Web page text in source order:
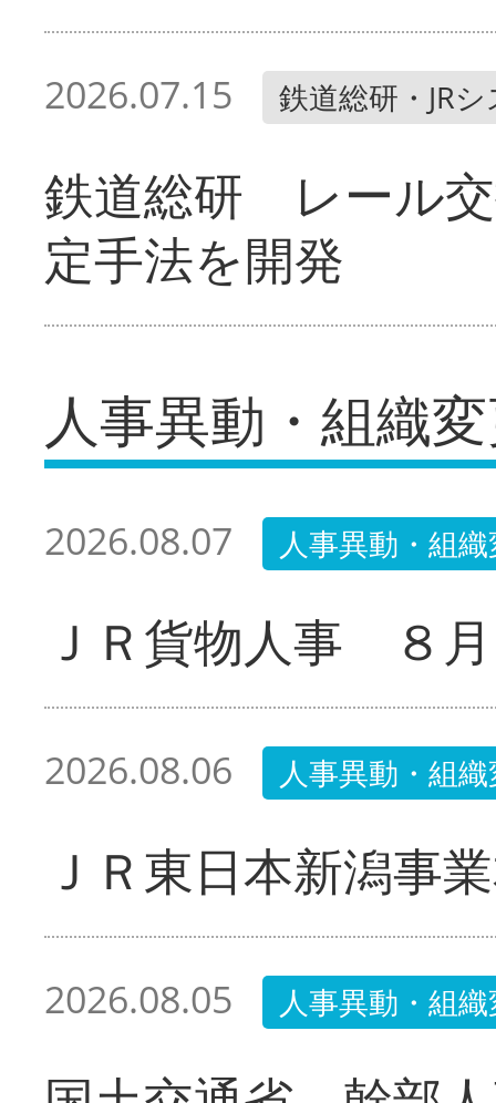
2026.07.15 鉄道総研・JR
鉄道総研 レール
定手法を開発
人事異動・組織
2026.08.07 人事異動・組
ＪＲ貨物人事 ８
2026.08.06 人事異動・組
ＪＲ東日本新潟事
2026.08.05 人事異動・組